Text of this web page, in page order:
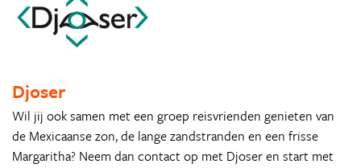
Djoser
Wil jij ook samen met een groep reisvrienden genieten van
de Mexicaanse zon, de lange zandstranden en een frisse
Margaritha? Neem dan contact op met Djoser en start met